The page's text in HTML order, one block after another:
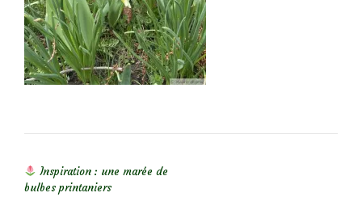
Inspiration : une marée de
bulbes printaniers